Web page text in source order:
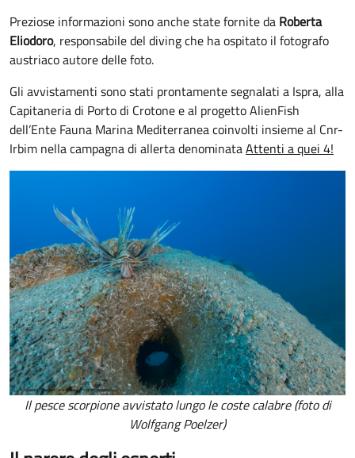
Preziose informazioni sono anche state fornite da Roberta
Eliodoro, responsabile del diving che ha ospitato il fotografo
austriaco autore delle foto.
Gli avvistamenti sono stati prontamente segnalati a Ispra, alla
Capitaneria di Porto di Crotone e al progetto AlienFish
dell’Ente Fauna Marina Mediterranea coinvolti insieme al Cnr-
Irbim nella campagna di allerta denominataAttenti a quei 4!
Il pesce scorpione avvistato lungo le coste calabre (foto di
Wolfgang Poelzer)